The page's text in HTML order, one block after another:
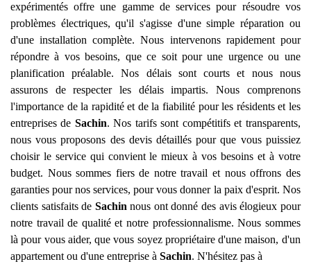
expérimentés offre une gamme de services pour résoudre vos
problèmes électriques, qu'il s'agisse d'une simple réparation ou
d'une installation complète. Nous intervenons rapidement pour
répondre à vos besoins, que ce soit pour une urgence ou une
planification préalable. Nos délais sont courts et nous nous
assurons de respecter les délais impartis. Nous comprenons
l'importance de la rapidité et de la fiabilité pour les résidents et les
entreprises de Sachin. Nos tarifs sont compétitifs et transparents,
nous vous proposons des devis détaillés pour que vous puissiez
choisir le service qui convient le mieux à vos besoins et à votre
budget. Nous sommes fiers de notre travail et nous offrons des
garanties pour nos services, pour vous donner la paix d'esprit. Nos
clients satisfaits de Sachin nous ont donné des avis élogieux pour
notre travail de qualité et notre professionnalisme. Nous sommes
là pour vous aider, que vous soyez propriétaire d'une maison, d'un
appartement ou d'une entreprise à Sachin. N'hésitez pas à